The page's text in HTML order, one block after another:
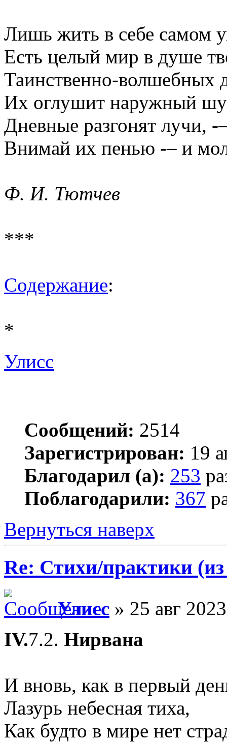
Лишь жить в себе самом
Есть целый мир в душе
Таинственно-волшебных
Их оглушит наружный
Дневные разгонят лучи, -
Внимай их пенью -– и
Ф. И. Тютчев
***
Содержание:
*
Улисс
Сообщений: 2514
Зарегистрирован: 19
Благодарил (а): 253
Поблагодарили: 367
Вернуться наверх
Re: Стихи/практики
Улисс » 25 авг
IV.7.2. Нирвана
И вновь, как в первый
Лазурь небесная тиха,
Как будто в мире нет